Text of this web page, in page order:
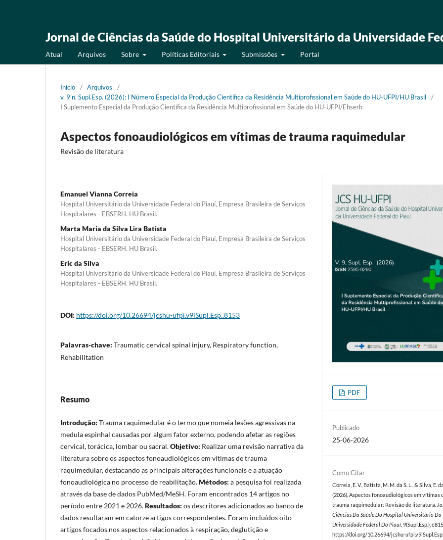
Jornal de Ciências da Saúde do Hospital Universitário da Universidade
Atual Arquivos Sobre Políticas Editoriais Submissões Portal
Início / Arquivos
/
v. 9 n. Supl.Esp. (2026): I Número Especial da Produção Científica da Residência Multiprofissional em Saúde do HU-UFPI/HU Brasil
/
I Suplemento Especial da Produção Científica da Residência Multiprofissional em Saúde do HU-UFPI/Ebserh
Aspectos fonoaudiológicos em vítimas de trauma raquimedular
Revisão de literatura
Emanuel Vianna Correia
Hospital Universitário da Universidade Federal do Piauí, Empresa Brasileira de Serviços
Hospitalares - EBSERH. HU Brasil.
Marta Maria da Silva Lira Batista
Hospital Universitário da Universidade Federal do Piauí, Empresa Brasileira de Serviços
Hospitalares - EBSERH. HU Brasil.
Eric da Silva
Hospital Universitário da Universidade Federal do Piauí, Empresa Brasileira de Serviços
Hospitalares - EBSERH. HU Brasil.
DOI: https://doi.org/10.26694/jcshu-ufpi.v9iSupl.Esp..8153
Palavras-chave: Traumatic cervical spinal injury, Respiratory function,
Rehabilitation
Resumo
Introdução: Trauma raquimedular é o termo que nomeia lesões agressivas na
medula espinhal causadas por algum fator externo, podendo afetar as regiões
cervical, torácica, lombar ou sacral.Objetivo: Realizar uma revisão narrativa da
literatura sobre os aspectos fonoaudiológicos em vítimas de trauma
raquimedular, destacando as principais alterações funcionais e a atuação
fonoaudiológica no processo de reabilitação.Métodos: a pesquisa foi realizada
através da base de dados PubMed/MeSH. Foram encontrados 14 artigos no
período entre 2021 e 2026.Resultados: os descritores adicionados ao banco de
dados resultaram em catorze artigos correspondentes. Foram incluídos oito
artigos focados nos aspectos relacionados à respiração, deglutição e
PDF
Publicado
25-06-2026
Como Citar
Correia, E. V., Batista, M. M. da S. L., & Silva, E. da.
(2026). Aspectos fonoaudiológicos em vítimas
trauma raquimedular: Revisão de literatura.
Ciências Da Saúde Do Hospital Universitário Da
Universidade Federal Do Piauí 9(Supl.Esp.),
https://doi.org/10.26694/jcshu-